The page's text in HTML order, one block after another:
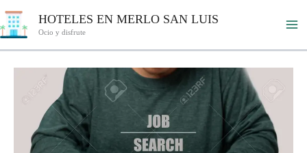
al
HOTELES EN MERLO SAN LUIS
Ocio y disfrute